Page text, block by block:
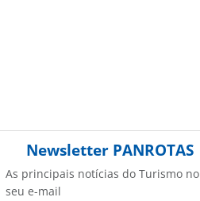
Newsletter PANROTAS
As principais notícias do Turismo no
seu e-mail